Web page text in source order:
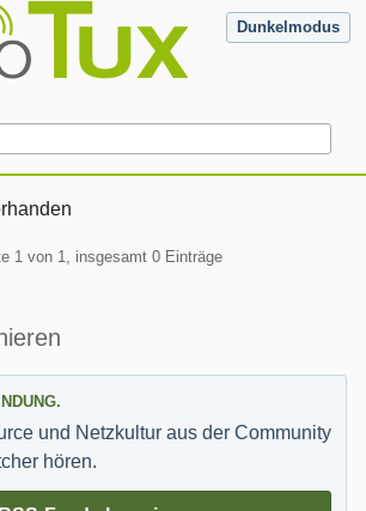
Dunkelmodus
1 von 1, insgesamt 0 Einträge
und Netzkultur aus der Community
hören.